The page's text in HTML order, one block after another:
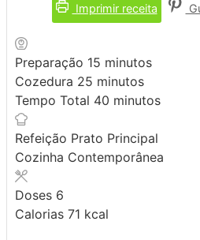
Imprimir receita
Preparação 15 minutos
minutos
Cozedura 25 minutos
minutos
Tempo Total 40 minutos
minutos
Refeição Prato Principal
Cozinha Contemporânea
Doses 6
Calorias 71 kcal